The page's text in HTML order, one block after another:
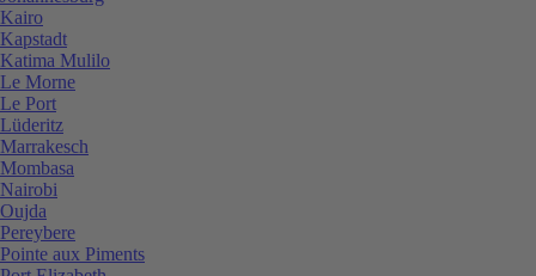
Kairo
Kapstadt
Katima Mulilo
Le Morne
Le Port
Lüderitz
Marrakesch
Mombasa
Nairobi
Oujda
Pereybere
Pointe aux Piments